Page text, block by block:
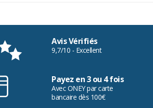
Avis Vérifiés
9,7/10 - Excellent
Payez en 3 ou 4 fois
Avec ONEY par carte
bancaire dès 100€